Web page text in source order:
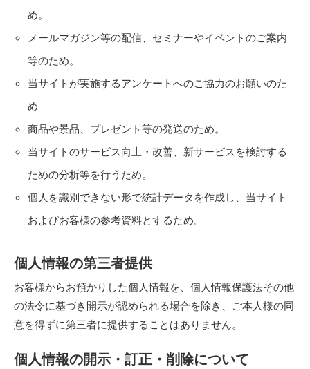
め。
メールマガジン等の配信、セミナーやイベントのご案内
等のため。
当サイトが実施するアンケートへのご協力のお願いのた
め
商品や景品、プレゼント等の発送のため。
当サイトのサービス向上・改善、新サービスを検討する
ための分析等を行うため。
個人を識別できない形で統計データを作成し、当サイト
およびお客様の参考資料とするため。
個人情報の第三者提供
お客様からお預かりした個人情報を、個人情報保護法その他
の法令に基づき開示が認められる場合を除き、ご本人様の同
意を得ずに第三者に提供することはありません。
個人情報の開示・訂正・削除について